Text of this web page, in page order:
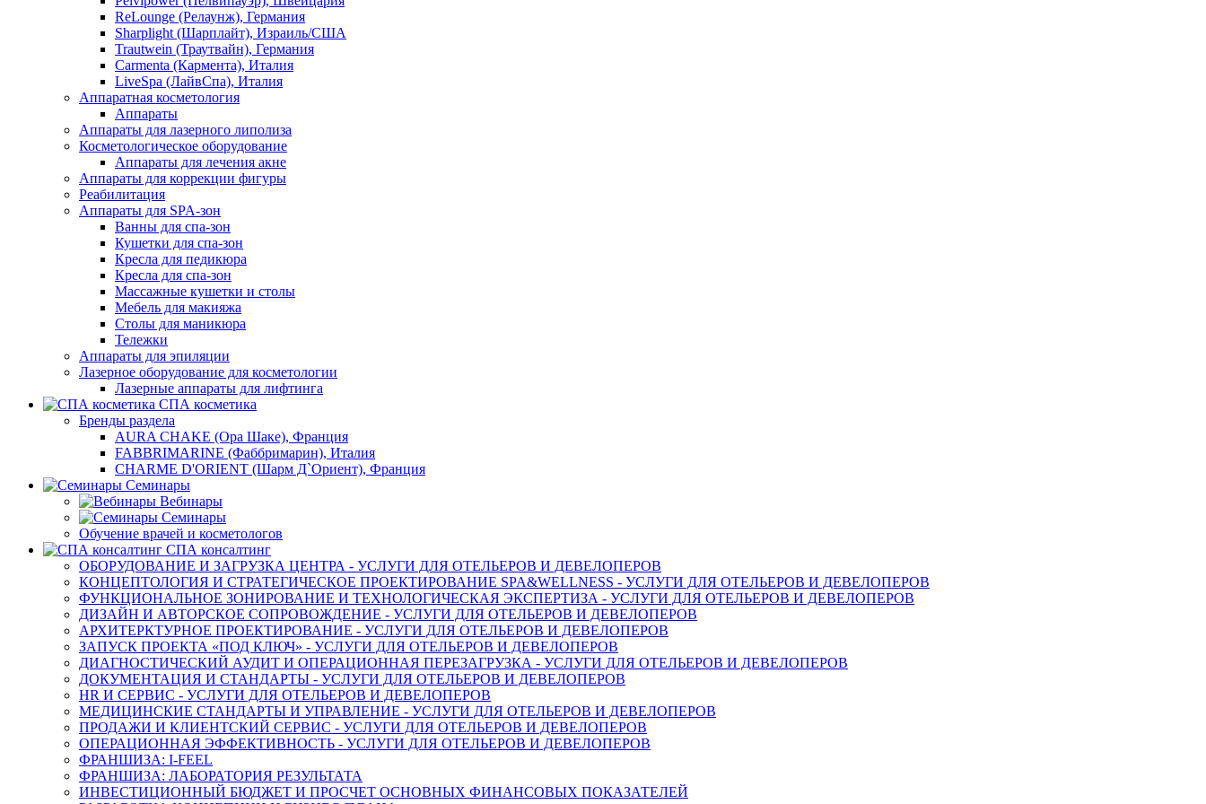
ReLounge (Релаунж), Германия
Sharplight (Шарплайт), Израиль/США
Trautwein (Траутвайн), Германия
Carmenta (Кармента), Италия
LiveSpa (ЛайвСпа), Италия
Аппаратная косметология
Аппараты
Аппараты для лазерного липолиза
Косметологическое оборудование
Аппараты для лечения акне
Аппараты для коррекции фигуры
Реабилитация
Аппараты для SPA-зон
Ванны для спа-зон
Кушетки для спа-зон
Кресла для педикюра
Кресла для спа-зон
Массажные кушетки и столы
Мебель для макияжа
Столы для маникюра
Тележки
Аппараты для эпиляции
Лазерное оборудование для косметологии
Лазерные аппараты для лифтинга
СПА косметика
Бренды раздела
AURA CHAKE (Ора Шаке), Франция
FABBRIMARINE (Фаббримарин), Италия
CHARME D'ORIENT (Шарм Д`Ориент), Франция
Семинары
Вебинары
Семинары
Обучение врачей и косметологов
СПА консалтинг
ОБОРУДОВАНИЕ И ЗАГРУЗКА ЦЕНТРА - УСЛУГИ ДЛЯ ОТЕЛЬЕРОВ И ДЕВЕЛОПЕРОВ
КОНЦЕПТОЛОГИЯ И СТРАТЕГИЧЕСКОЕ ПРОЕКТИРОВАНИЕ SPA&WELLNESS - УСЛУГИ ДЛЯ ОТЕЛЬЕРОВ И ДЕВЕЛОПЕРОВ
ФУНКЦИОНАЛЬНОЕ ЗОНИРОВАНИЕ И ТЕХНОЛОГИЧЕСКАЯ ЭКСПЕРТИЗА - УСЛУГИ ДЛЯ ОТЕЛЬЕРОВ И ДЕВЕЛОПЕРОВ
ДИЗАЙН И АВТОРСКОЕ СОПРОВОЖДЕНИЕ - УСЛУГИ ДЛЯ ОТЕЛЬЕРОВ И ДЕВЕЛОПЕРОВ
АРХИТЕРКТУРНОЕ ПРОЕКТИРОВАНИЕ - УСЛУГИ ДЛЯ ОТЕЛЬЕРОВ И ДЕВЕЛОПЕРОВ
ЗАПУСК ПРОЕКТА «ПОД КЛЮЧ» - УСЛУГИ ДЛЯ ОТЕЛЬЕРОВ И ДЕВЕЛОПЕРОВ
ДИАГНОСТИЧЕСКИЙ АУДИТ И ОПЕРАЦИОННАЯ ПЕРЕЗАГРУЗКА - УСЛУГИ ДЛЯ ОТЕЛЬЕРОВ И ДЕВЕЛОПЕРОВ
ДОКУМЕНТАЦИЯ И СТАНДАРТЫ - УСЛУГИ ДЛЯ ОТЕЛЬЕРОВ И ДЕВЕЛОПЕРОВ
HR И СЕРВИС - УСЛУГИ ДЛЯ ОТЕЛЬЕРОВ И ДЕВЕЛОПЕРОВ
МЕДИЦИНСКИЕ СТАНДАРТЫ И УПРАВЛЕНИЕ - УСЛУГИ ДЛЯ ОТЕЛЬЕРОВ И ДЕВЕЛОПЕРОВ
ПРОДАЖИ И КЛИЕНТСКИЙ СЕРВИС - УСЛУГИ ДЛЯ ОТЕЛЬЕРОВ И ДЕВЕЛОПЕРОВ
ОПЕРАЦИОННАЯ ЭФФЕКТИВНОСТЬ - УСЛУГИ ДЛЯ ОТЕЛЬЕРОВ И ДЕВЕЛОПЕРОВ
ФРАНШИЗА: I-FEEL
ФРАНШИЗА: ЛАБОРАТОРИЯ РЕЗУЛЬТАТА
ИНВЕСТИЦИОННЫЙ БЮДЖЕТ И ПРОСЧЕТ ОСНОВНЫХ ФИНАНСОВЫХ ПОКАЗАТЕЛЕЙ